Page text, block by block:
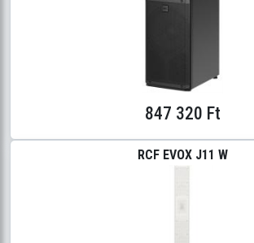
847 320 Ft
RCF EVOX J11 W